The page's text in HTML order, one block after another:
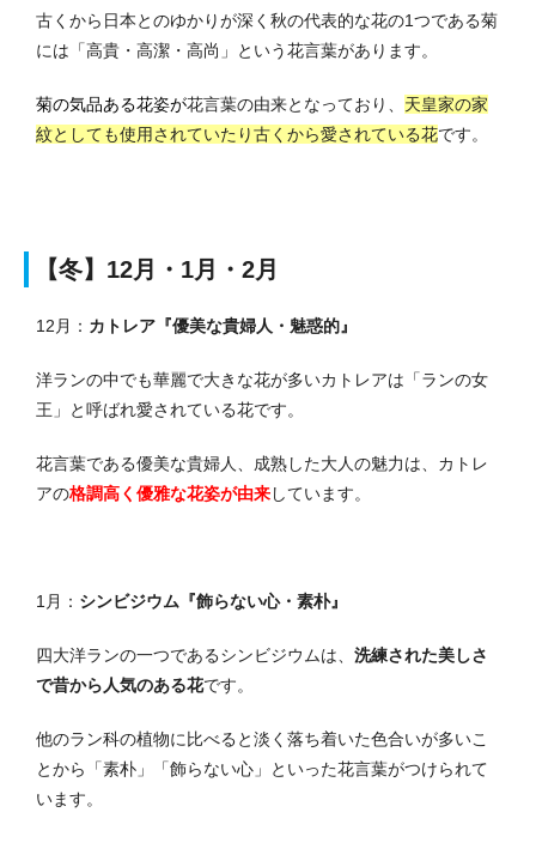
古くから日本とのゆかりが深く秋の代表的な花の1つである菊
には「高貴・高潔・高尚」という花言葉があります。
菊の気品ある花姿が花言葉の由来となっており、 天皇家の家
紋としても使用されていたり古くから愛されている花です。
【冬】12月・1月・2月
12月： カトレア『優美な貴婦人・魅惑的』
洋ランの中でも華麗で大きな花が多いカトレアは「ランの女
王」と呼ばれ愛されている花です。
花言葉である優美な貴婦人、成熟した大人の魅力は、カトレ
アの格調高く優雅な花姿が由来しています。
1月： シンビジウム『飾らない心・素朴』
四大洋ランの一つであるシンビジウムは、 洗練された美しさ
で昔から人気のある花です。
他のラン科の植物に比べると淡く落ち着いた色合いが多いこ
とから「素朴」「飾らない心」といった花言葉がつけられて
います。